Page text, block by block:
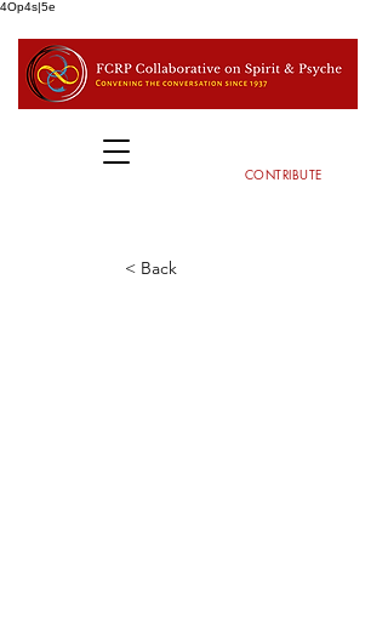
4Op4s|5e
CONTRIBUTE
< Back